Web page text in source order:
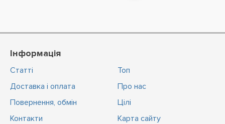
Інформація
Статті
Доставка і оплата
Повернення, обмін
Контакти
Топ
Про нас
Цiлi
Карта сайту